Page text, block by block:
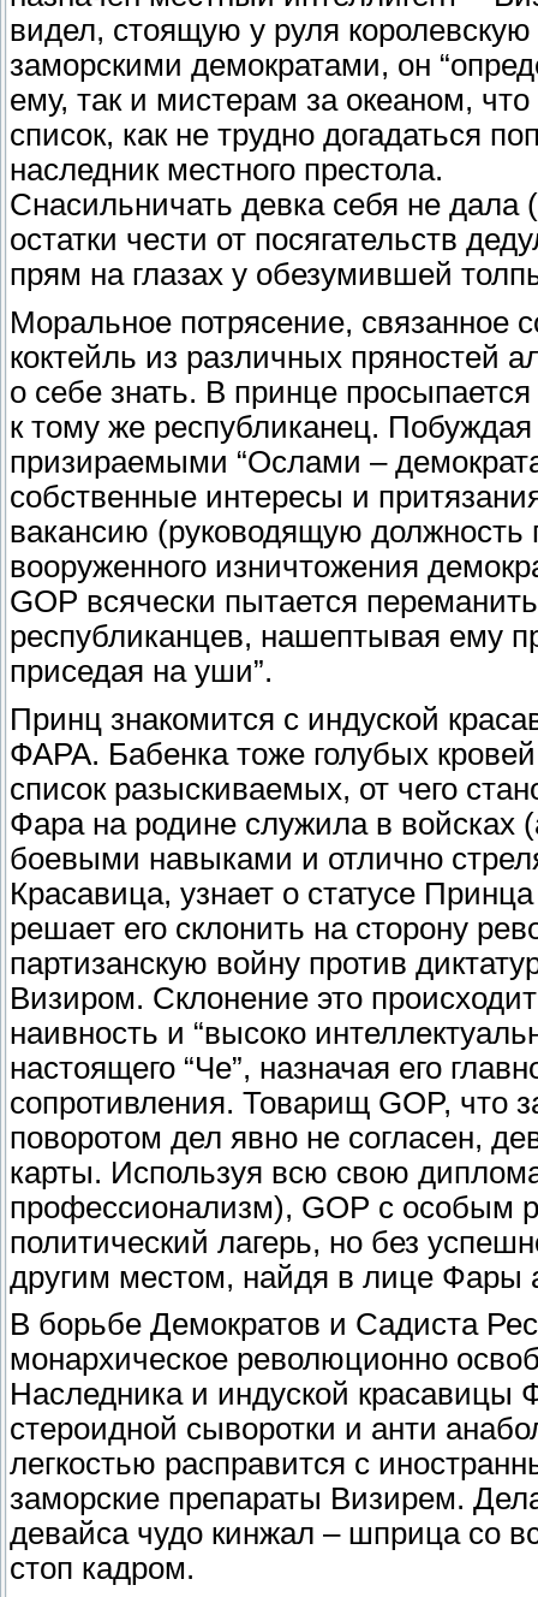
видел, стоящую у руля
заморскими демократами, он
ему, так и мистерам за океаном,
список, как не трудно догадаться
наследник местного престола.
Снасильничать девка себя не дала
остатки чести от посягательств
прям на глазах у обезумившей
Моральное потрясение,
коктейль из различных пряностей
о себе знать. В принце
к тому же республиканец.
призираемыми “Ослами –
собственные интересы и
вакансию (руководящую должность
вооруженного изничтожения
GOP всячески пытается
республиканцев, нашептывая ему
приседая на уши”.
Принц знакомится с индуской
ФАРА. Бабенка тоже голубых
список разыскиваемых, от чего
Фара на родине служила в войсках
боевыми навыками и отлично
Красавица, узнает о статусе
решает его склонить на сторону
партизанскую войну против
Визиром. Склонение это
наивность и “высоко
настоящего “Че”, назначая его
сопротивления. Товарищ GOP, что
поворотом дел явно не согласен,
карты. Используя всю свою
профессионализм), GOP с особым
политический лагерь, но без
другим местом, найдя в лице Фары
В борьбе Демократов и Садиста
монархическое революционно
Наследника и индуской красавицы
стероидной сыворотки и анти
легкостью расправится с
заморские препараты Визирем.
девайса чудо кинжал – шприца со
стоп кадром.